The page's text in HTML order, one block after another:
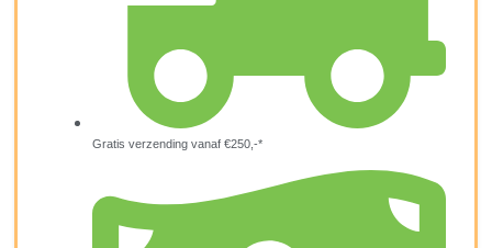
Gratis verzending vanaf €250,-*